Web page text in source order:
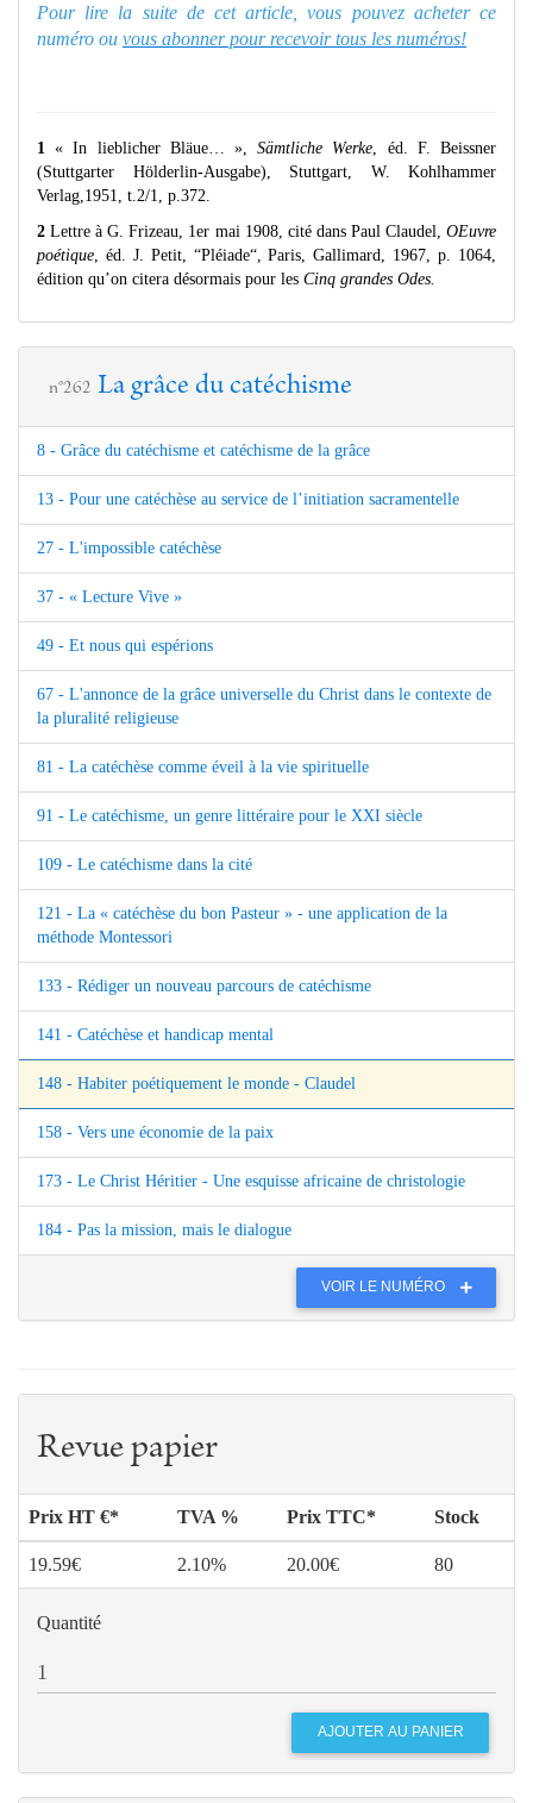
Pour lire la suite de cet article, vous pouvez acheter ce
numéro ou vous abonner pour recevoir tous les numéros!
1 « In lieblicher Bläue… »,Sämtliche Werke , éd. F. Beissner
(Stuttgarter Hölderlin-Ausgabe), Stuttgart, W. Kohlhammer
Verlag,1951, t.2/1, p.372.
2 Lettre à G. Frizeau, 1er mai 1908, cité dans Paul Claudel, OEuvre
poétique , éd. J. Petit, “Pléiade“, Paris, Gallimard, 1967, p. 1064,
édition qu’on citera désormais pour les Cinq grandes Odes.
n°262 La grâce du catéchisme
8 - Grâce du catéchisme et catéchisme de la grâce
13 - Pour une catéchèse au service de l’initiation sacramentelle
27 - L'impossible catéchèse
37 - « Lecture Vive »
49 - Et nous qui espérions
67 - L'annonce de la grâce universelle du Christ dans le contexte de
la pluralité religieuse
81 - La catéchèse comme éveil à la vie spirituelle
91 - Le catéchisme, un genre littéraire pour le XXI siècle
109 - Le catéchisme dans la cité
121 - La « catéchèse du bon Pasteur » - une application de la
méthode Montessori
133 - Rédiger un nouveau parcours de catéchisme
141 - Catéchèse et handicap mental
148 - Habiter poétiquement le monde - Claudel
158 - Vers une économie de la paix
173 - Le Christ Héritier - Une esquisse africaine de christologie
184 - Pas la mission, mais le dialogue
VOIR LE NUMÉRO
Revue papier
Prix HT €* TVA % Prix TTC* Stock
19.59€ 2.10% 20.00€ 80
Quantité